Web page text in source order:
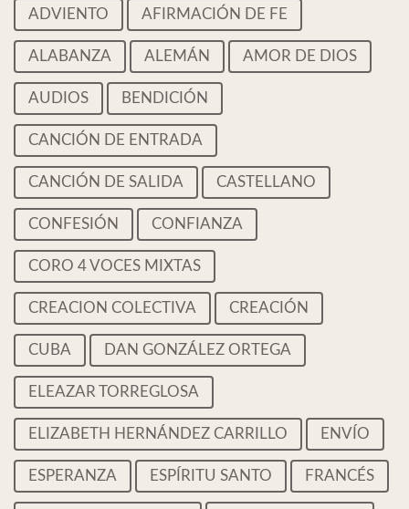
ADVIENTO AFIRMACIÓN DE FE
ALABANZA ALEMÁN AMOR DE DIOS
AUDIOS BENDICIÓN
CANCIÓN DE ENTRADA
CANCIÓN DE SALIDA CASTELLANO
CONFESIÓN CONFIANZA
CORO 4 VOCES MIXTAS
CREACION COLECTIVA CREACIÓN
CUBA DAN GONZÁLEZ ORTEGA
ELEAZAR TORREGLOSA
ELIZABETH HERNÁNDEZ CARRILLO ENVÍO
ESPERANZA ESPÍRITU SANTO FRANCÉS